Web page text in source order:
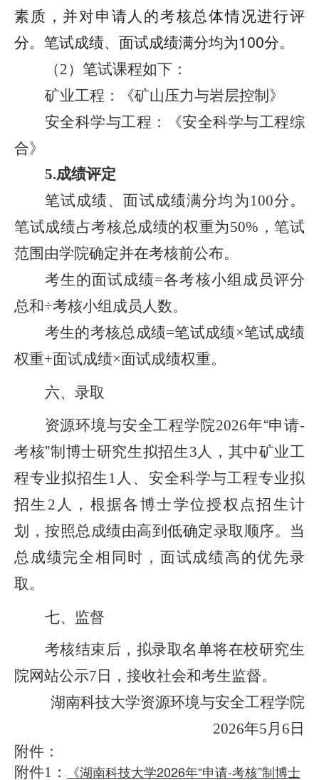
素质，并对申请人的考核总体情况进行评
分。笔试成绩、面试成绩满分均为100分。
（2）笔试课程如下：
矿业工程：《矿山压力与岩层控制》
安全科学与工程：《安全科学与工程综
合》
5.成绩评定
笔试成绩、面试成绩满分均为 100分。
笔试成绩占考核总成绩的权重为50% ，笔试
范围由学院确定并在考核前公布。
考生的面试成绩=各考核小组成员评分
总和÷考核小组成员人数。
考生的考核总成绩=笔试成绩×笔试成绩
权重+面试成绩×面试成绩权重。
六、录取
资源环境与安全工程学院2026年“申请-
考核”制博士研究生拟招生3 人 ， 其中矿业工
程专业拟招生 1 人、安全科学与工程专业拟
招生 2 人， 根据各博士学位授权点招生计
划，按照总成绩由高到低确定录取顺序。当
总成绩完全相同时，面试成绩高的优先录
取。
七、监督
考核结束后，拟录取名单将在校研究生
院网站公示7日，接收社会和考生监督。
湖南科技大学资源环境与安全工程学院
2026年5月 6日
附件：
附件1 ： 《湖南科技大学2026年“申请-考核”制博士